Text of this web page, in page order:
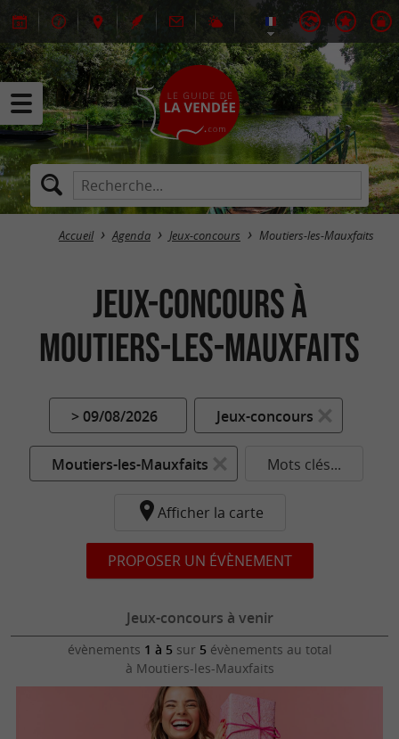
Accueil Agenda Jeux-concours Moutiers-les-Mauxfaits
Jeux-concours à
Moutiers-les-Mauxfaits
> 09/08/2026 Jeux-concours
Moutiers-les-Mauxfaits Mots clés...
Afficher la carte
PROPOSER UN ÉVÈNEMENT
Jeux-concours à venir
évènements 1 à 5 sur 5 évènements au total
à Moutiers-les-Mauxfaits